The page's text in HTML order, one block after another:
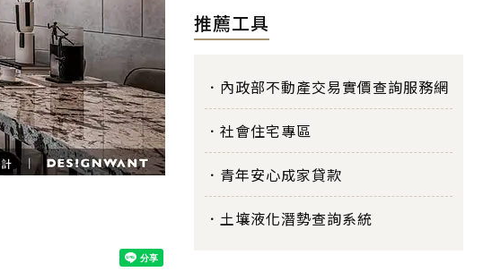
推薦工具
內政部不動產交易實價查詢服務網
社會住宅專區
青年安心成家貸款
土壤液化潛勢查詢系統